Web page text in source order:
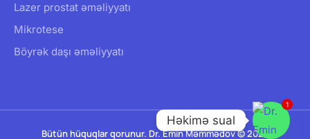
Lazer prostat əməliyyatı
Mikrotese
Böyrək daşı əməliyyatı
Bütün hüquqlar qorunur. Dr. Emin Məmmədov © 2026
1
Həkimə sual